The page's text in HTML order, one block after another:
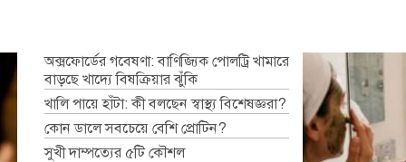
অক্সফোর্ডের গবেষণা: বাণিজ্যিক পোলট্রি খামারে
বাড়ছে খাদ্যে বিষক্রিয়ার ঝুঁকি
খালি পায়ে হাঁটা: কী বলছেন স্বাস্থ্য বিশেষজ্ঞরা?
কোন ডালে সবচেয়ে বেশি প্রোটিন?
সুখী দাম্পত্যের ৫টি কৌশল